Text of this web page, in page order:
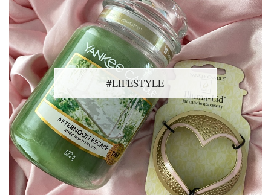
#LIFESTYLE